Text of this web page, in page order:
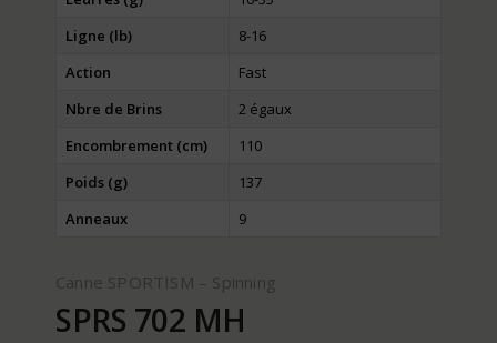
Ligne (lb)
8-16
Action
Fast
Nbre de Brins
2 égaux
Encombrement (cm)
110
Poids (g)
137
Anneaux
9
Canne SPORTISM – Spinning
SPRS 702 MH